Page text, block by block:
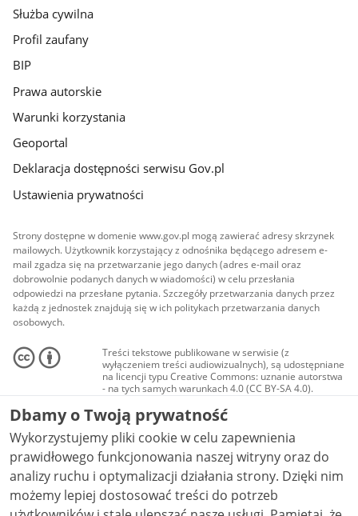
Służba cywilna
Profil zaufany
BIP
Prawa autorskie
Warunki korzystania
Geoportal
Deklaracja dostępności serwisu Gov.pl
Ustawienia prywatności
Strony dostępne w domenie www.gov.pl mogą zawierać adresy skrzynek
mailowych. Użytkownik korzystający z odnośnika będącego adresem e-
mail zgadza się na przetwarzanie jego danych (adres e-mail oraz
dobrowolnie podanych danych w wiadomości) w celu przesłania
odpowiedzi na przesłane pytania. Szczegóły przetwarzania danych przez
każdą z jednostek znajdują się w ich politykach przetwarzania danych
osobowych.
Treści tekstowe publikowane w serwisie (z
wyłączeniem treści audiowizualnych), są udostępniane
na licencji typu Creative Commons: uznanie autorstwa
- na tych samych warunkach 4.0 (CC BY-SA 4.0).
Materiały audiowizualne, w tym zdjęcia, materiały
audio i wideo, są udostępniane na licencji typu
Creative Commons: uznanie autorstwa użycie
niekomercyjne - bez utworów zależnych 4.0 (CC BY-
NC-ND 4.0), o ile nie jest to stwierdzone inaczej.
Dbamy o Twoją prywatność
Wykorzystujemy pliki cookie w celu zapewnienia
prawidłowego funkcjonowania naszej witryny oraz do
analizy ruchu i optymalizacji działania strony. Dzięki nim
możemy lepiej dostosować treści do potrzeb